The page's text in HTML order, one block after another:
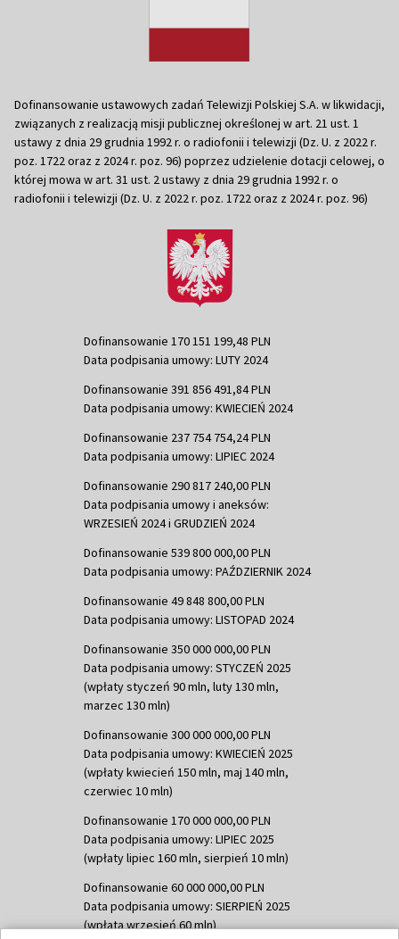
Dofinansowanie ustawowych zadań Telewizji Polskiej S.A. w likwidacji,
związanych z realizacją misji publicznej określonej w art. 21 ust. 1
ustawy z dnia 29 grudnia 1992 r. o radiofonii i telewizji (Dz. U. z 2022 r.
poz. 1722 oraz z 2024 r. poz. 96) poprzez udzielenie dotacji celowej, o
której mowa w art. 31 ust. 2 ustawy z dnia 29 grudnia 1992 r. o
radiofonii i telewizji (Dz. U. z 2022 r. poz. 1722 oraz z 2024 r. poz. 96)
Dofinansowanie 170 151 199,48 PLN
Data podpisania umowy: LUTY 2024
Dofinansowanie 391 856 491,84 PLN
Data podpisania umowy: KWIECIEŃ 2024
Dofinansowanie 237 754 754,24 PLN
Data podpisania umowy: LIPIEC 2024
Dofinansowanie 290 817 240,00 PLN
Data podpisania umowy i aneksów:
WRZESIEŃ 2024 i GRUDZIEŃ 2024
Dofinansowanie 539 800 000,00 PLN
Data podpisania umowy: PAŹDZIERNIK 2024
Dofinansowanie 49 848 800,00 PLN
Data podpisania umowy: LISTOPAD 2024
Dofinansowanie 350 000 000,00 PLN
Data podpisania umowy: STYCZEŃ 2025
(wpłaty styczeń 90 mln, luty 130 mln,
marzec 130 mln)
Dofinansowanie 300 000 000,00 PLN
Data podpisania umowy: KWIECIEŃ 2025
(wpłaty kwiecień 150 mln, maj 140 mln,
czerwiec 10 mln)
Dofinansowanie 170 000 000,00 PLN
Data podpisania umowy: LIPIEC 2025
(wpłaty lipiec 160 mln, sierpień 10 mln)
Dofinansowanie 60 000 000,00 PLN
Data podpisania umowy: SIERPIEŃ 2025
(wpłata wrzesień 60 mln)